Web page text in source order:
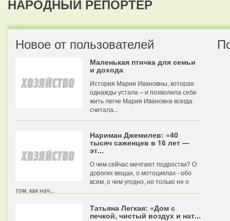
НАРОДНЫЙ РЕПОРТЕР
Новое от пользователей
Маленькая птичка для семьи
и дохода
История Марии Ивановны, которая
однажды устала – и позволила себе
жить легче Мария Ивановна всегда
считала...
Нариман Джемилев: «40
тысяч саженцев в 16 лет —
эт...
О чем сейчас мечтают подростки? О
дорогих вещах, о мотоциклах - обо
всем, о чем угодно, но только не о
том, как нач...
Татьяна Легкая: «Дом с
печкой, чистый воздух и нат...